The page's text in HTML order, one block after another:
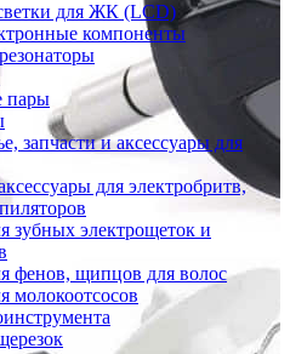
для ЖК (LCD)
компоненты
пары
запчасти и аксессуары для
для электробритв,
зубных электрощеток и
фенов, щипцов для волос
молокоотсосов